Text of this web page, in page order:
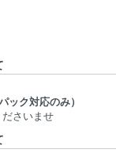
ック対応のみ）
さいませ